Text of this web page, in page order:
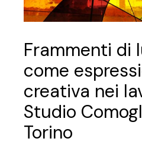
Frammenti di
come
creativa nei
Studio
Torino